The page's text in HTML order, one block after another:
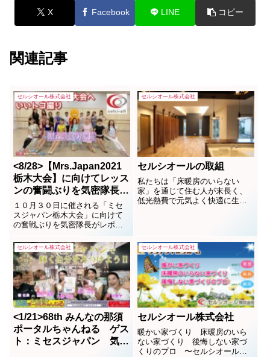
X Facebook LINE コピー
関連記事
セルシオール株式会社
<8/28>【Mrs.Japan2021
栃木大会】に向けてレッス
ンの奮闘ぶりを気密隊長が
レポート 第2弾
１０月３０日に催される「ミセ
スジャパン栃木大会」に向けて
の奮戦ぶりを気密隊長がレポー
から脱出すべくこの大会をスポ
ンサリングしているスポンサー
企業のオーナーでもある。カメ
ラマンのトッシーとのコンビが
楽しくなってきました。この大
会に夢と希望を抱いている多
く...
セルシオール株式会社
セルシオールの取組
私たちは「床暖房のいらない
家」を通じて住む人が末長く、
低光熱費で元気よく快適に生活
セルシオール株式会社
<1/21>68th みんなの那須
ポータルちゃんねる ゲス
ト：ミセスジャパン 気密
セルシオール株式会社
セルシオール株式会社
暖かい家づくり 床暖房のいら
ない家づくり 後悔しない家づ
くりのプロ 〜セルシオール株